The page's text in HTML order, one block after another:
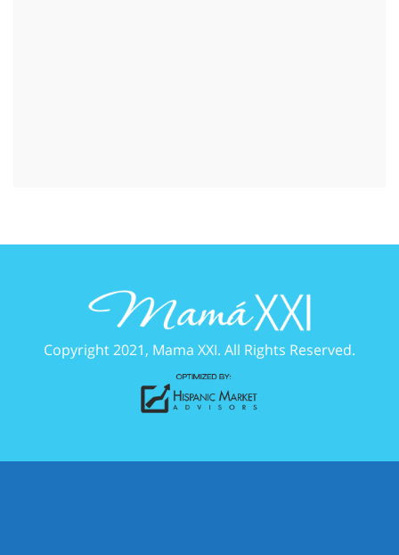
Copyright 2021, Mama XXI. All Rights Reserved.